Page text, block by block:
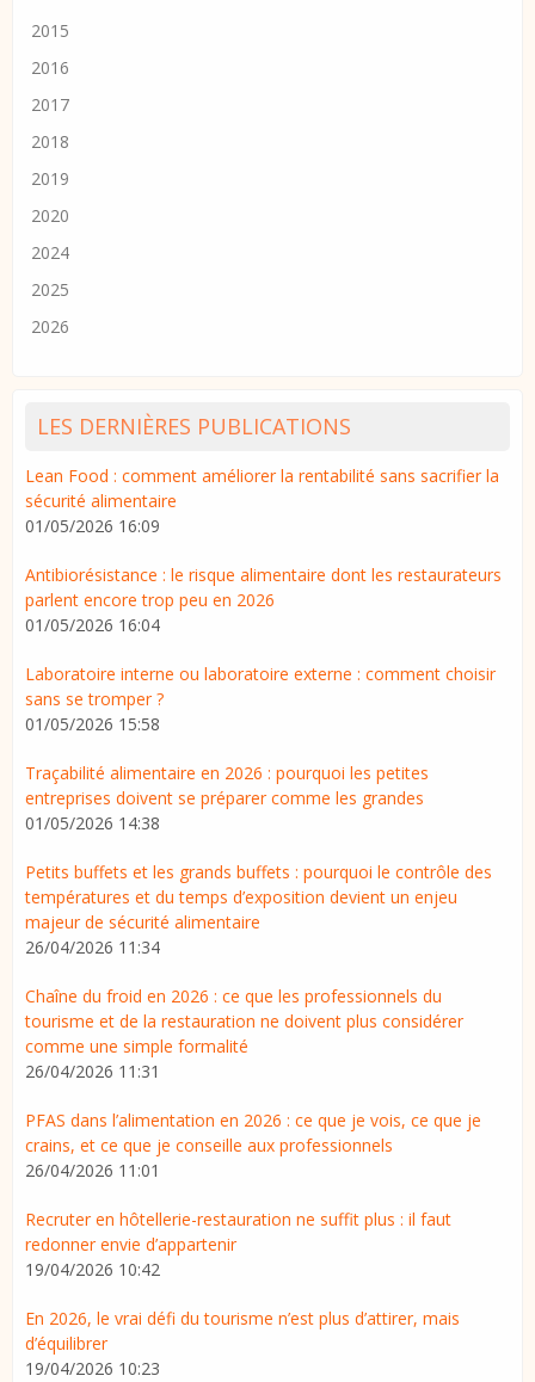
2015
2016
2017
2018
2019
2020
2024
2025
2026
LES DERNIÈRES PUBLICATIONS
Lean Food : comment améliorer la rentabilité sans sacrifier la
sécurité alimentaire
01/05/2026 16:09
Antibiorésistance : le risque alimentaire dont les restaurateurs
parlent encore trop peu en 2026
01/05/2026 16:04
Laboratoire interne ou laboratoire externe : comment choisir
sans se tromper ?
01/05/2026 15:58
Traçabilité alimentaire en 2026 : pourquoi les petites
entreprises doivent se préparer comme les grandes
01/05/2026 14:38
Petits buffets et les grands buffets : pourquoi le contrôle des
températures et du temps d’exposition devient un enjeu
majeur de sécurité alimentaire
26/04/2026 11:34
Chaîne du froid en 2026 : ce que les professionnels du
tourisme et de la restauration ne doivent plus considérer
comme une simple formalité
26/04/2026 11:31
PFAS dans l’alimentation en 2026 : ce que je vois, ce que je
crains, et ce que je conseille aux professionnels
26/04/2026 11:01
Recruter en hôtellerie-restauration ne suffit plus : il faut
redonner envie d’appartenir
19/04/2026 10:42
En 2026, le vrai défi du tourisme n’est plus d’attirer, mais
d’équilibrer
19/04/2026 10:23